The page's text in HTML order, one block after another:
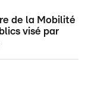
de la Mobilité
visé par